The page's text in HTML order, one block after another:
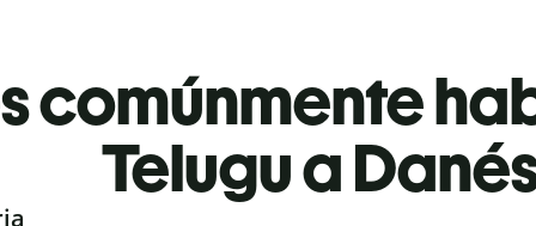
comúnmente
Telugu a